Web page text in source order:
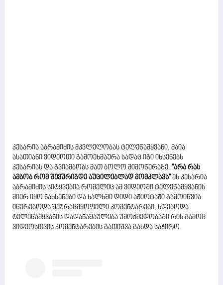
კესარია აბრამიძის მკვლელობას ტელეწამყვანი, მაია
ასათიანი ვიდეოთი გამოეხმაურა სადაც იგი იხსენებს
კესარიას და გვიამბობს მათ ბოლო მიმოწერაზე. "არა რას
ამბობ რომ შევურიგდე აუცილებლად მომკლავს" ეს კესარია
აბრამიძის სიტყვებია რომელიც ამ ვიდეოში ტელეწამყვანის
მიერ იყო ნახსენები და ხალხში დიდი აჟიოტაჟი გამოიწვია.
იწერებოდა შეურაცმყოფელი კომენტარები, ხდებოდა
ტელეწამყვანის დადანაშაულება უმოქმედობაში რის გამოც
ვიდეოსთვის კომენტარების გათიშვა გახდა საჭირო.